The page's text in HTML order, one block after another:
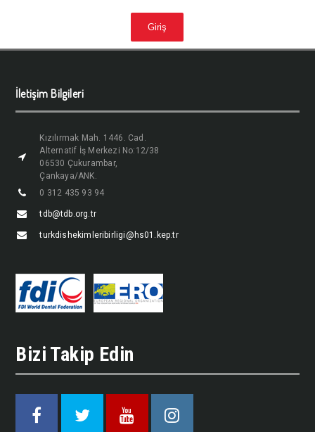
İletişim Bilgileri
Kızılırmak Mah. 1446. Cad.
Alternatif İş Merkezi No:12/38
06530 Çukurambar,
Çankaya/ANK.
0 312 435 93 94
tdb@tdb.org.tr
turkdishekimleribirligi@hs01.kep.tr
Bizi Takip Edin
Facebook Twitter Youtube Instagram